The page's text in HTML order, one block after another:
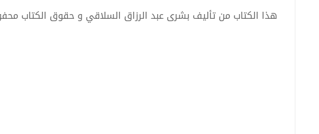
هذا الكتاب من تأليف بشرى عبد الرزاق السلاقي و حقوق الكتاب